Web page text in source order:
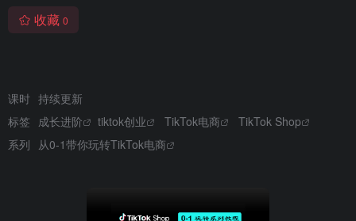
收藏 0
课时 持续更新
标签 成长进阶 tiktok创业 TikTok电商
TikTok Shop
系列 从0-1带你玩转TikTok电商